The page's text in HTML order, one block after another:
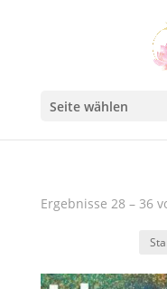
Seite wählen
Ergebnisse 28 – 36